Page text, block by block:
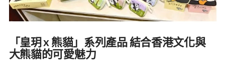
「皇玥 x 熊貓」系列產品 結合香港文化與
大熊貓的可愛魅力